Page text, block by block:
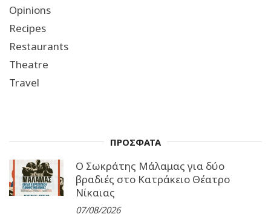
Opinions
Recipes
Restaurants
Theatre
Travel
ΠΡΟΣΦΑΤΑ
Ο Σωκράτης Μάλαμας για δύο
βραδιές στο Κατράκειο Θέατρο
Νίκαιας
07/08/2026